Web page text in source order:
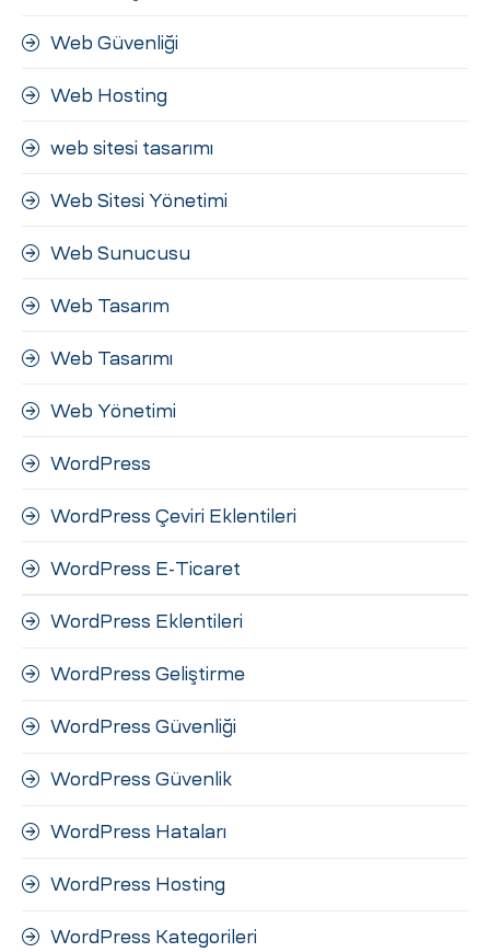
Web Güvenliği
Web Hosting
web sitesi tasarımı
Web Sitesi Yönetimi
Web Sunucusu
Web Tasarım
Web Tasarımı
Web Yönetimi
WordPress
WordPress Çeviri Eklentileri
WordPress E-Ticaret
WordPress Eklentileri
WordPress Geliştirme
WordPress Güvenliği
WordPress Güvenlik
WordPress Hataları
WordPress Hosting
WordPress Kategorileri